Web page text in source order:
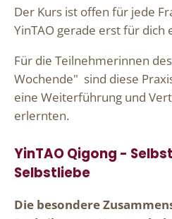
Der Kurs ist offen für jede
YinTAO gerade erst für dich
Für die Teilnehmerinnen
Wochende" sind diese
eine Weiterführung und
erlernten.
YinTAO Qigong -
Selbstliebe
Die besondere